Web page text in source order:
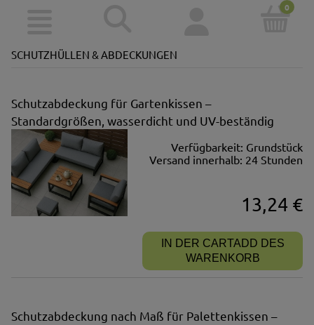
SCHUTZHÜLLEN & ABDECKUNGEN
Schutzabdeckung für Gartenkissen –
Standardgrößen, wasserdicht und UV-beständig
Verfügbarkeit: Grundstück
Versand innerhalb: 24 Stunden
13,24 €
IN DER CARTADD DES
WARENKORB
Schutzabdeckung nach Maß für Palettenkissen –